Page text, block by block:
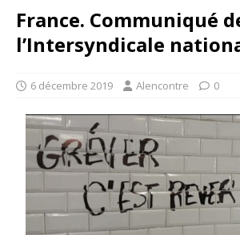
France. Communiqué
l’Intersyndicale
6 décembre 2019 Alencontre 0